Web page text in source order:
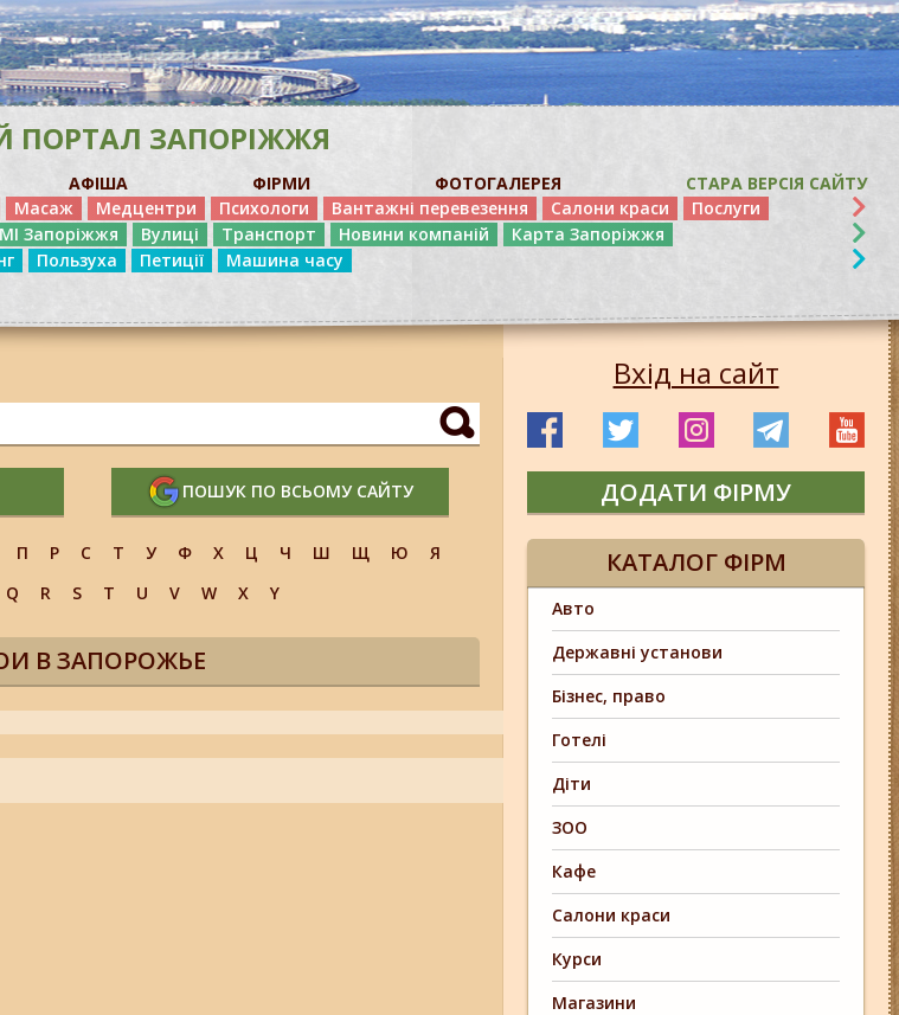
ПОРТАЛ ЗАПОРІЖЖЯ
АФІША ФІРМИ ФОТОГАЛЕРЕЯ
СТАРА ВЕРСІЯ САЙТУ
Масаж Медцентри Психологи Вантажні перевезення Салони краси
Послуги
Запоріжжя Вулиці Транспорт Новини компаній
Карта Запоріжжя
Пользуха Петиції Машина часу
ПОШУК ПО ВСЬОМУ САЙТУ
П Р С Т У Ф Х Ц Ч Ш Щ Ю
Я
Q R S T U V W X Y
В ЗАПОРОЖЬЕ
Вхід на сайт
ДОДАТИ ФІРМУ
КАТАЛОГ ФІРМ
Авто
Державні установи
Бізнес, право
Готелі
Діти
ЗОО
Кафе
Салони краси
Курси
Магазини